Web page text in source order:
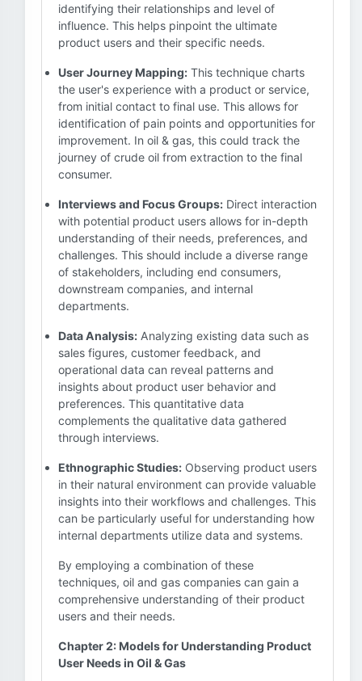
identifying their relationships and level of
influence. This helps pinpoint the ultimate
product users and their specific needs.
User Journey Mapping: This technique charts
the user's experience with a product or service,
from initial contact to final use. This allows for
identification of pain points and opportunities for
improvement. In oil & gas, this could track the
journey of crude oil from extraction to the final
consumer.
Interviews and Focus Groups: Direct interaction
with potential product users allows for in-depth
understanding of their needs, preferences, and
challenges. This should include a diverse range
of stakeholders, including end consumers,
downstream companies, and internal
departments.
Data Analysis: Analyzing existing data such as
sales figures, customer feedback, and
operational data can reveal patterns and
insights about product user behavior and
preferences. This quantitative data
complements the qualitative data gathered
through interviews.
Ethnographic Studies: Observing product users
in their natural environment can provide valuable
insights into their workflows and challenges. This
can be particularly useful for understanding how
internal departments utilize data and systems.
By employing a combination of these
techniques, oil and gas companies can gain a
comprehensive understanding of their product
users and their needs.
Chapter 2: Models for Understanding Product
User Needs in Oil & Gas